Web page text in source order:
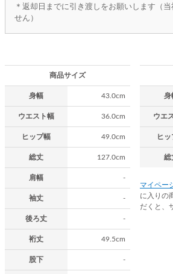
＊返却日までに引き渡しをお願いします（
せん）
商品サイズ
身幅 43.0cm
ウエスト幅 36.0cm
ヒップ幅 49.0cm
総丈 127.0cm
肩幅 -
袖丈 -
後ろ丈 -
裄丈 49.5cm
股下 -
身
ウエ
ヒ
総
マイペー
に入りの
だくと、